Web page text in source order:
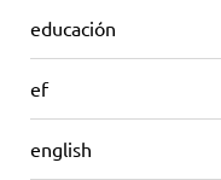
educación
ef
english